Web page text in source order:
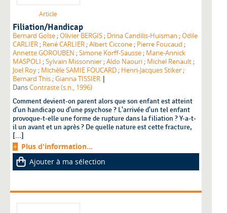
Article
Filiation/Handicap
Bernard Golse ;Olivier BERGIS ; Drina Candilis-Huisman ;Odile
CARLIER ; René CARLIER ;Albert Ciccone ; Pierre Foucaud ;
Annette GOROUBEN ;Simone Korff-Sausse ; Marie-Annick
MASPOLI ;Sylvain Missonnier ;Aldo Naouri ; Michel Renault ;
Joel Roy ; Michèle SAMIE FOUCARD ; Henri-Jacques Stiker ;
Bernard This ;Gianna TISSIER |
DansContraste (s.n., 1996)
Comment devient-on parent alors que son enfant est atteint
d'un handicap ou d'une psychose ? L'arrivée d'un tel enfant
provoque-t-elle une forme de rupture dans la filiation ? Y-a-t-
il un avant et un après ? De quelle nature est cette fracture,
[...]
Plus d'information...
Ajouter à ma sélection